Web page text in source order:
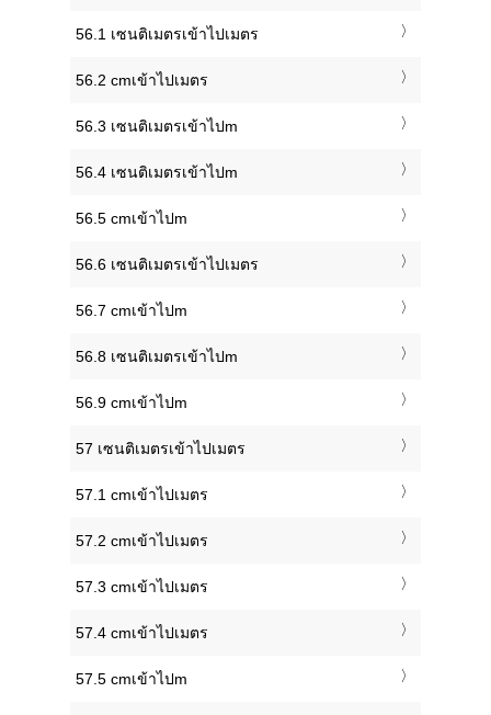
56.1 เซนติเมตรเข้าไปเมตร
56.2 cmเข้าไปเมตร
56.3 เซนติเมตรเข้าไปm
56.4 เซนติเมตรเข้าไปm
56.5 cmเข้าไปm
56.6 เซนติเมตรเข้าไปเมตร
56.7 cmเข้าไปm
56.8 เซนติเมตรเข้าไปm
56.9 cmเข้าไปm
57 เซนติเมตรเข้าไปเมตร
57.1 cmเข้าไปเมตร
57.2 cmเข้าไปเมตร
57.3 cmเข้าไปเมตร
57.4 cmเข้าไปเมตร
57.5 cmเข้าไปm